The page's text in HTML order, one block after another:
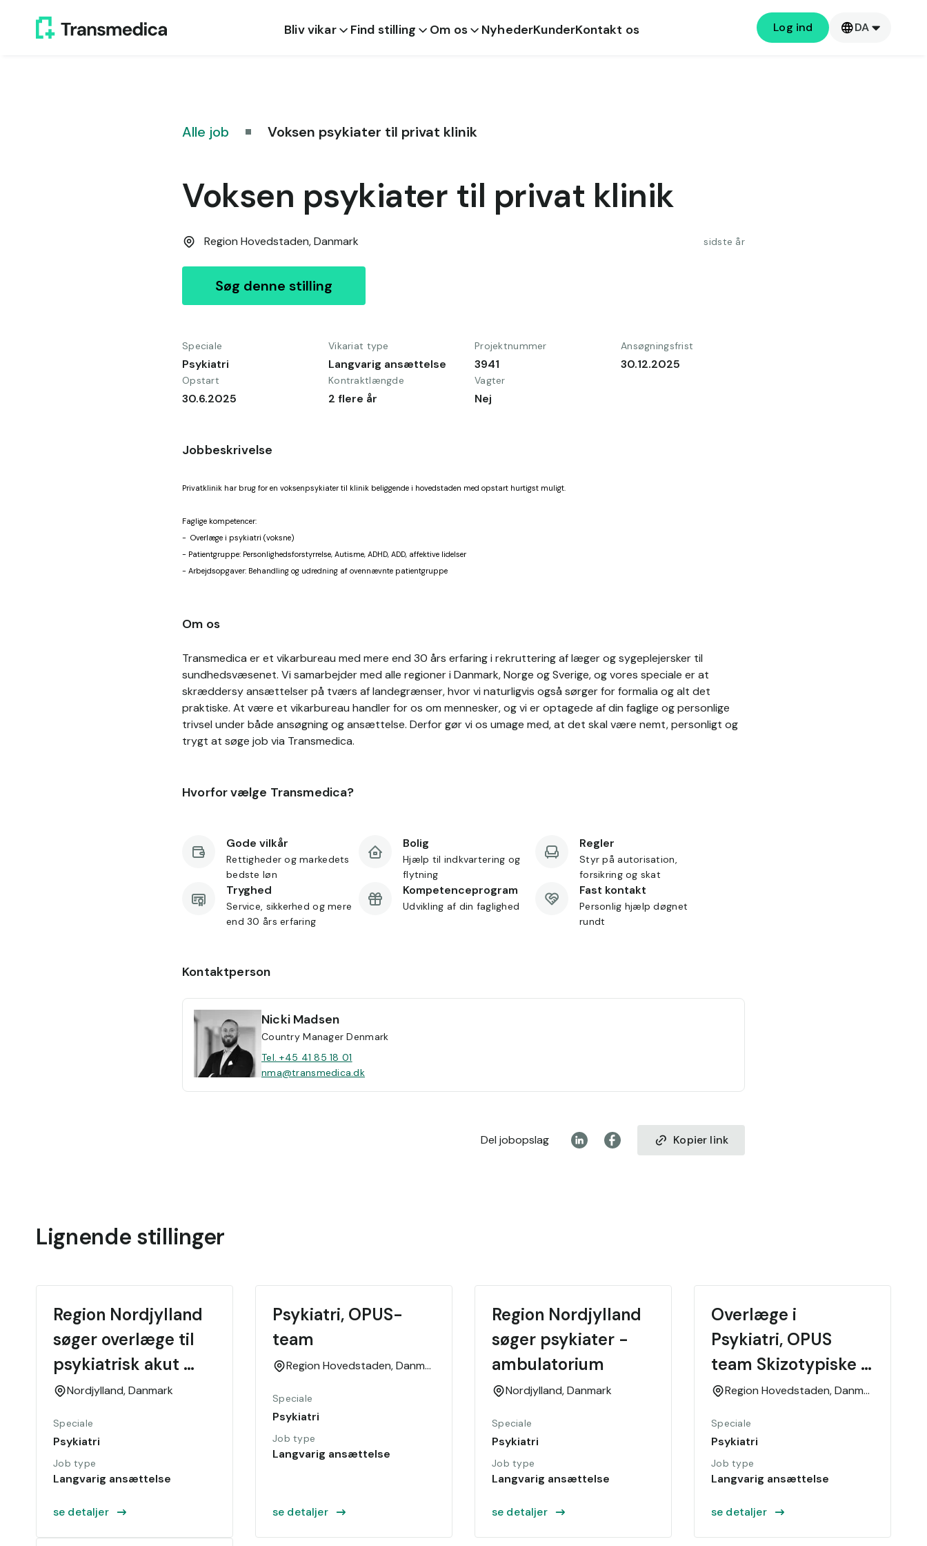
Bliv vikar Find stilling Om os NyhederKunderKontakt os Log ind DA
Alle job Voksen psykiater til privat klinik
Voksen psykiater til privat klinik
Region Hovedstaden,Danmark sidste år
Søg denne stilling
Speciale
Psykiatri
Vikariat type
Langvarig ansættelse
Projektnummer
3941
Ansøgningsfrist
30.12.2025
Opstart
30.6.2025
Kontraktlængde
2 flere år
Vagter
Nej
Jobbeskrivelse
Privatklinik har brug for en voksenpsykiater til klinik beliggende i hovedstaden med opstart hurtigst muligt.
Faglige kompetencer:
-  Overlæge i psykiatri (voksne)
- Patientgruppe: Personlighedsforstyrrelse, Autisme, ADHD, ADD, affektive lidelser
- Arbejdsopgaver: Behandling og udredning af ovennævnte patientgruppe
Om os
Transmedica er et vikarbureau med mere end 30 års erfaring i rekruttering af læger og sygeplejersker til
sundhedsvæsenet. Vi samarbejder med alle regioner i Danmark, Norge og Sverige, og vores speciale er at
skræddersy ansættelser på tværs af landegrænser, hvor vi naturligvis også sørger for formalia og alt det
praktiske. At være et vikarbureau handler for os om mennesker, og vi er optagede af din faglige og personlige
trivsel under både ansøgning og ansættelse. Derfor gør vi os umage med, at det skal være nemt, personligt og
trygt at søge job via Transmedica.
Hvorfor vælge Transmedica?
Gode vilkår
Rettigheder og markedets
bedste løn
Bolig
Hjælp til indkvartering og
flytning
Regler
Styr på autorisation,
forsikring og skat
Tryghed
Service, sikkerhed og mere
end 30 års erfaring
Kompetenceprogram
Udvikling af din faglighed
Fast kontakt
Personlig hjælp døgnet
rundt
Kontaktperson
Nicki Madsen
Country Manager Denmark
Tel. +45 41 85 18 01
nma@transmedica.dk
Del jobopslag Kopier link
Lignende stillinger
Region Nordjylland
søger overlæge til
psykiatrisk akut
område
Nordjylland,Danmark
Speciale
Psykiatri
Job type
Langvarig ansættelse
se detaljer
Psykiatri, OPUS-
team
Region Hovedstaden,Danmark
Speciale
Psykiatri
Job type
Langvarig ansættelse
se detaljer
Region Nordjylland
søger psykiater -
Nordjylland,Danmark
Speciale
Psykiatri
Job type
Langvarig ansættelse
se detaljer
Overlæge i
Psykiatri, OPUS
team Skizotypiske
sindslidelser
Region Hovedstaden,Danmark
Speciale
Psykiatri
Job type
Langvarig ansættelse
se detaljer